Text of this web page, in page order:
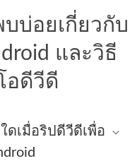
บ่อยเกี่ยวกับ
และวิธี
อดีวีดี
ดเมื่อริปดีวีดีเพื่อ